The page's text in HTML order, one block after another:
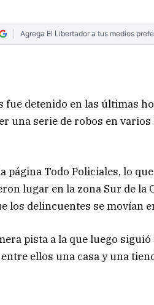
Agrega El Libertador a tus medios
fue detenido en las últimas
una serie de robos en
página Todo Policiales, lo
lugar en la zona Sur de la
los delincuentes se movían
pista a la que luego
ellos una casa y una